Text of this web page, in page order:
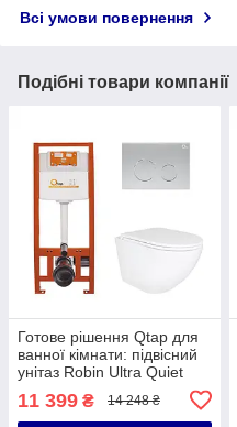
Всі умови повернення
Подібні товари компанії
Готове рішення Qtap для
ванної кімнати: підвісний
унітаз Robin Ultra Quiet
490x365x325 + комплект
інсталяції Nest 4 в 1
11 399 ₴ 14 248 ₴